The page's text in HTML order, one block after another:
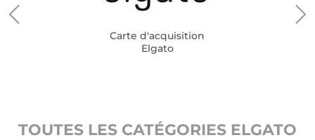
Carte d'acquisition
Elgato
TOUTES LES CATÉGORIES ELGATO